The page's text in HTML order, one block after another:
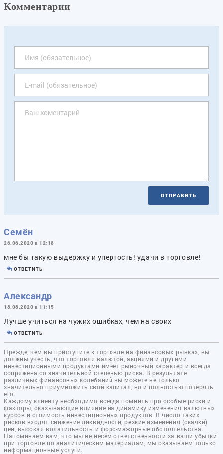
Комментарии
ОТПРАВИТЬ
Семён
26.06.2020 в 12:18
мне бы такую выдержку и упертость! удачи в торговле!
ОТВЕТИТЬ
Александр
18.08.2020 в 11:15
Лучше учиться на чужих ошибках, чем на своих
ОТВЕТИТЬ
Прежде, чем вы приступите к торговле на финансовых рынках, вы
должны учесть, что торговля валютой, акциями и другими
инвестиционными продуктами имеет рыночный характер и всегда
сопряжена со значительной степенью риска. В результате
различных финансовых колебаний вы можете не только
значительно приумножить свой капитал, но и полностью потерять
его.
Каждому клиенту необходимо всегда помнить про особые риски и
факторы, оказывающие влияние на динамику изменения валютных
курсов и стоимость инвестиционных продуктов. В число таких
рисков входят снижение ликвидности, резкие изменения (скачки)
цен, высокая волатильность и форс-мажорные обстоятельства.
Напоминаем вам, что мы не несём ответственности за ваши убытки
при торговле по аналитическим материалам, мы оказываем только
информационные услуги.